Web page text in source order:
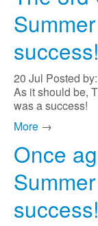
success!
20 Jul Posted
As it should be,
was a success!
More →
Once